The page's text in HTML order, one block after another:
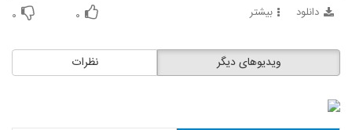
۵۴۱ بازدید
دانلود بیشتر ۰ ۰
نظرات ویدیوهای دیگر